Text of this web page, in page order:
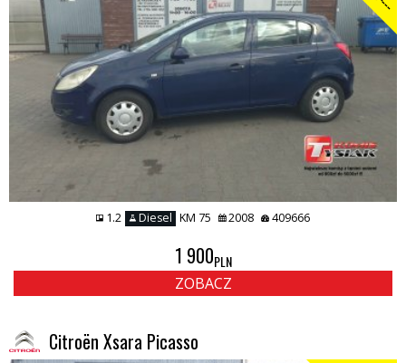
1.2 Diesel KM 75 2008 409666
1 900PLN
ZOBACZ
Citroën Xsara Picasso